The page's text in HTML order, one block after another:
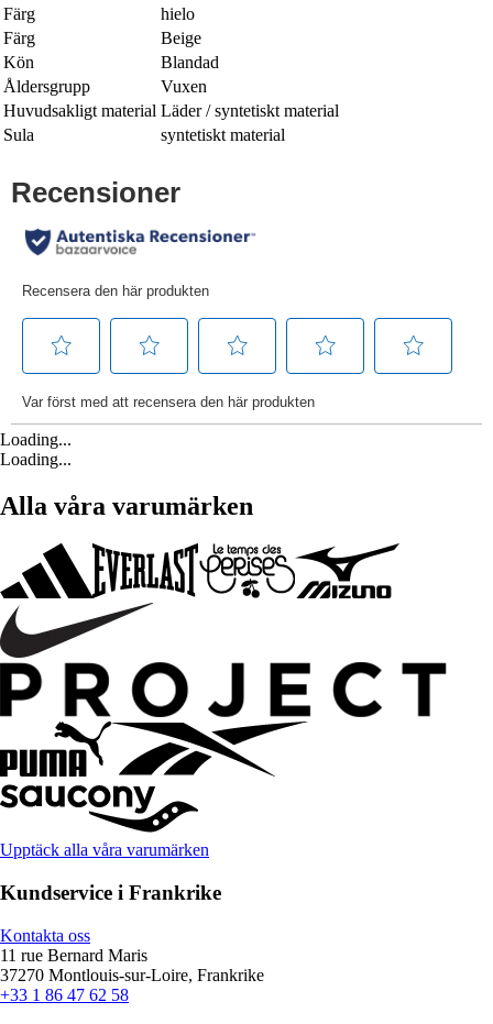
Färg
hielo
Färg
Beige
Kön
Blandad
Åldersgrupp
Vuxen
Huvudsakligt material Läder / syntetiskt material
Sula
syntetiskt material
Loading...
Loading...
Alla våra varumärken
Upptäck alla våra varumärken
Kundservice i Frankrike
Kontakta oss
11 rue Bernard Maris
37270 Montlouis-sur-Loire, Frankrike
+33 1 86 47 62 58